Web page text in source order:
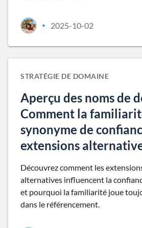
• 2025-10-02
STRATÉGIE DE DOMAINE
Aperçu des noms de
Comment la
synonyme de
extensions
Découvrez comment les
alternatives influencent la
et pourquoi la familiarité joue
dans le référencement.